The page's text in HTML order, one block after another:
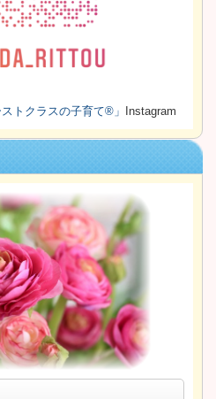
ストクラスの子育て®」 Instagram